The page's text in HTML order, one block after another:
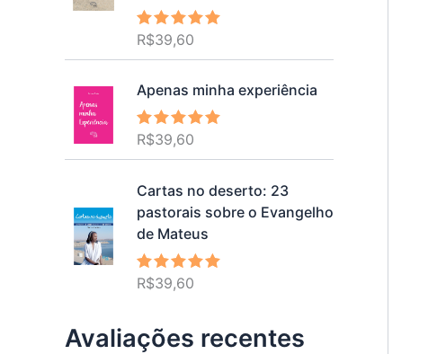
Avaliação
R$39,60
Apenas minha experiência
Avaliação
R$39,60
Cartas no deserto: 23
pastorais sobre o Evangelho
de Mateus
Avaliação
R$39,60
Avaliações recentes